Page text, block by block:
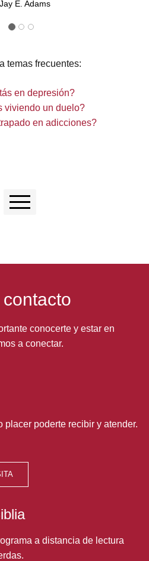
E. Adams
temas frecuentes:
en depresión?
viviendo un duelo?
en adicciones?
conocerte y estar en
a conectar.
placer poderte recibir y atender.
a distancia de lectura